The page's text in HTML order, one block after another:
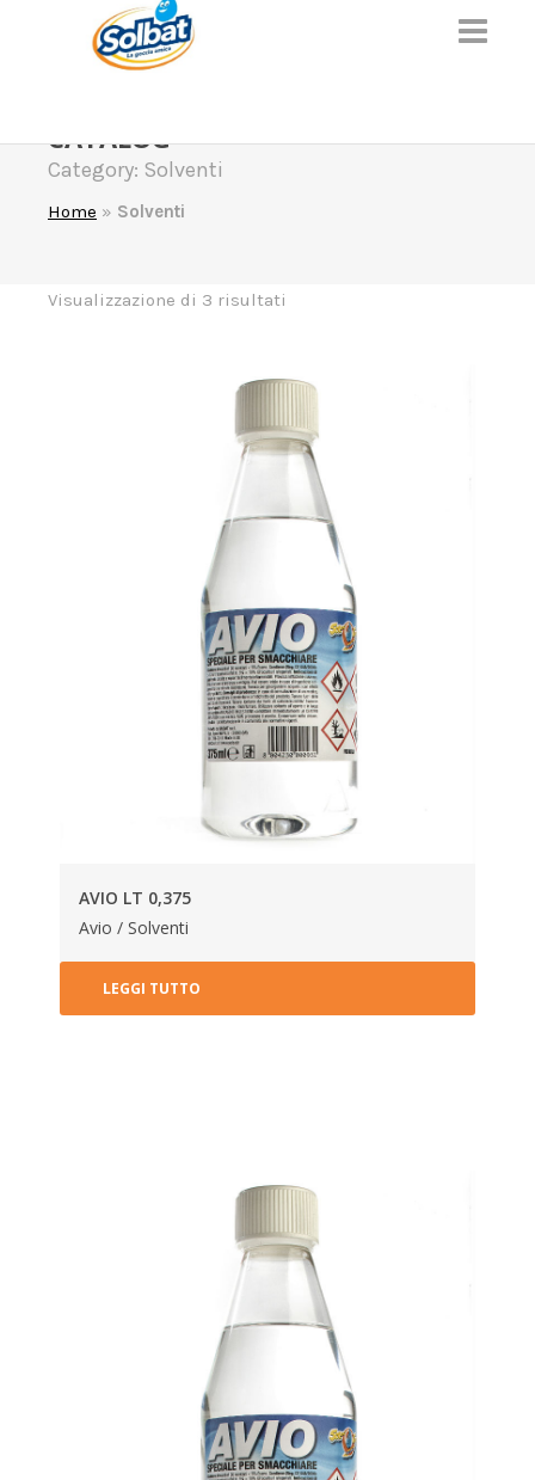
CATALOG
Category: Solventi
Home » Solventi
Visualizzazione di 3 risultati
AVIO LT 0,375
Avio / Solventi
LEGGI TUTTO